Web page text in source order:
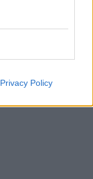
Privacy Policy